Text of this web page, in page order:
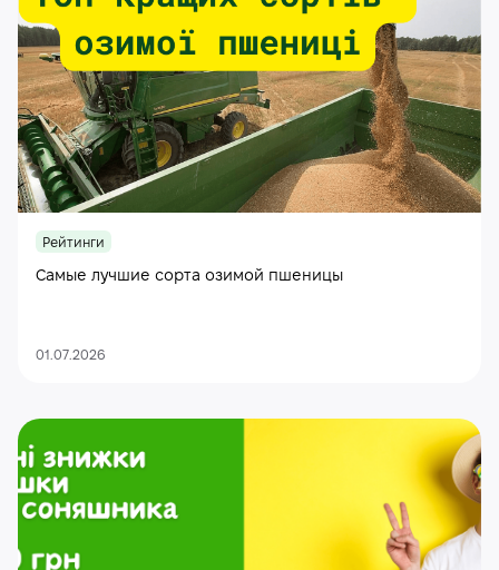
Рейтинги
Самые лучшие сорта озимой пшеницы
01.07.2026